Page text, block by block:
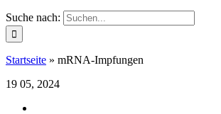
Suche nach:
Startseite » mRNA-Impfungen
19 05, 2024